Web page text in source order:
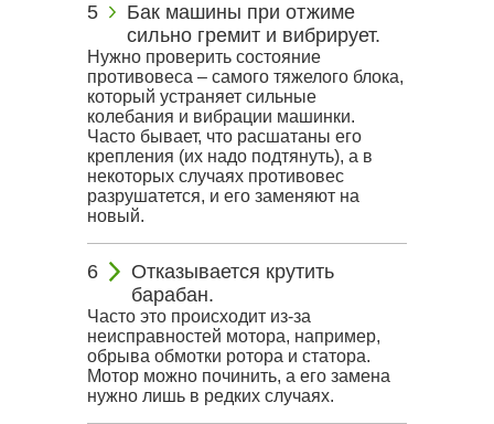
Бак машины при отжиме
сильно гремит и вибрирует.
Нужно проверить состояние
противовеса – самого тяжелого блока,
который устраняет сильные
колебания и вибрации машинки.
Часто бывает, что расшатаны его
крепления (их надо подтянуть), а в
некоторых случаях противовес
разрушатется, и его заменяют на
новый.
Отказывается крутить
барабан.
Часто это происходит из-за
неисправностей мотора, например,
обрыва обмотки ротора и статора.
Мотор можно починить, а его замена
нужно лишь в редких случаях.